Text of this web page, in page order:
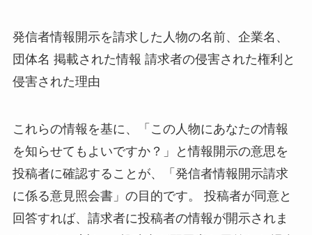
発信者情報開示を請求した人物の名前、企業名、
団体名 掲載された情報 請求者の侵害された権利と
侵害された理由
これらの情報を基に、「この人物にあなたの情報
を知らせてもよいですか？」と情報開示の意思を
投稿者に確認することが、「発信者情報開示請求
に係る意見照会書」の目的です。 投稿者が同意と
回答すれば、請求者に投稿者の情報が開示されま